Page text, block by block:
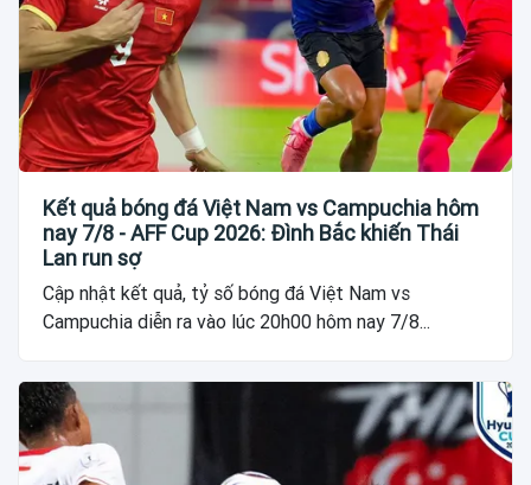
Kết quả bóng đá Việt Nam vs Campuchia hôm
nay 7/8 - AFF Cup 2026: Đình Bắc khiến Thái
Lan run sợ
Cập nhật kết quả, tỷ số bóng đá Việt Nam vs
Campuchia diễn ra vào lúc 20h00 hôm nay 7/8...